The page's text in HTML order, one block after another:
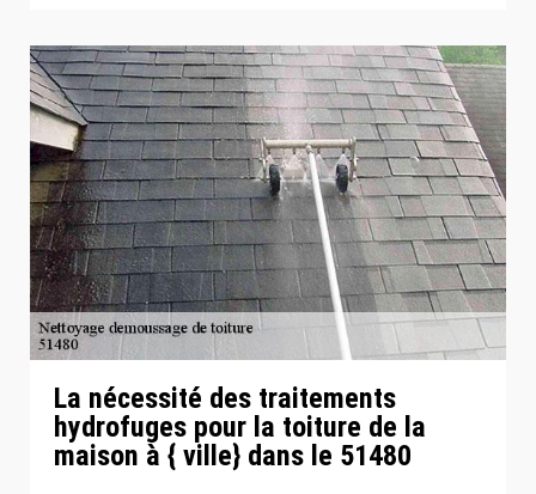
La nécessité des traitements
hydrofuges pour la toiture de la
maison à { ville} dans le 51480